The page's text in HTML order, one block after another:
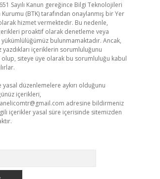
Sayılı Kanun gereğince Bilgi Teknolojileri
(BTK) tarafından onaylanmış bir Yer
olarak hizmet vermektedir. Bu nedenle,
proaktif olarak denetleme veya
yükümlülüğümüz bulunmamaktadır. Ancak,
yazdıkları içeriklerin sorumluluğunu
olup, siteye üye olarak bu sorumluluğu kabul
yasal düzenlemelere aykırı olduğunu
içerikleri,
adresine bildirmeniz
içerikler yasal süre içerisinde sitemizden